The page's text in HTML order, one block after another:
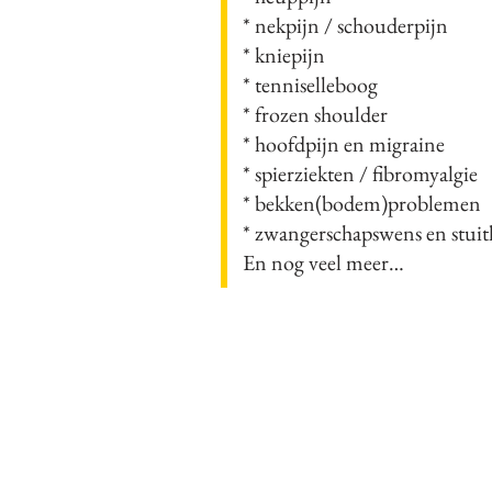
* nekpijn / schouderpijn
* kniepijn
* tenniselleboog
* frozen shoulder
* hoofdpijn en migraine
* spierziekten / fibromyalgie
* bekken(bodem)problemen
* zwangerschapswens en
En nog veel meer…